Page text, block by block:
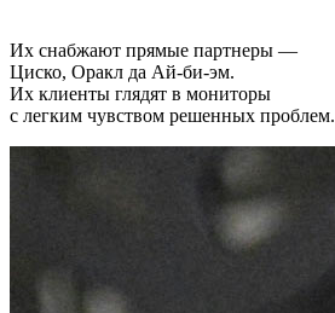
Их снабжают прямые партнеры —
Циско, Оракл да Ай-би-эм.
Их клиенты глядят в мониторы
с легким чувством решенных проблем.